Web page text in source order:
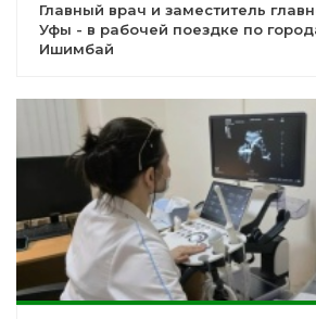
Главный врач и заместитель
Уфы - в рабочей поездке по
Ишимбай